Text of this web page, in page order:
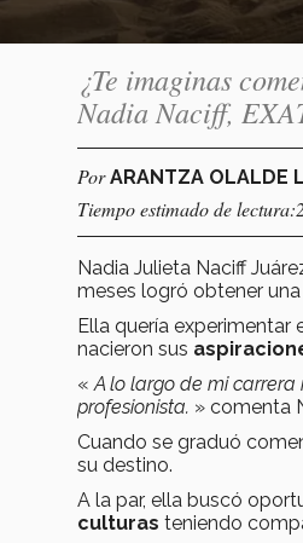
¿Te imaginas
Nadia Naciff,
PorARANTZA OLALDE
Tiempo estimado de
Nadia Julieta Naciff
meses logró obtener una
Ella quería experimentar
nacieron sus
« A lo largo de mi
profesionista. » comenta
Cuando se graduó
su destino.
A la par, ella buscó
culturas teniendo